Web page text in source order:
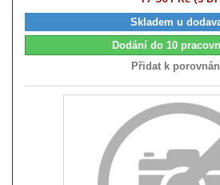
Skladem u
Dodání do 10
Přidat k